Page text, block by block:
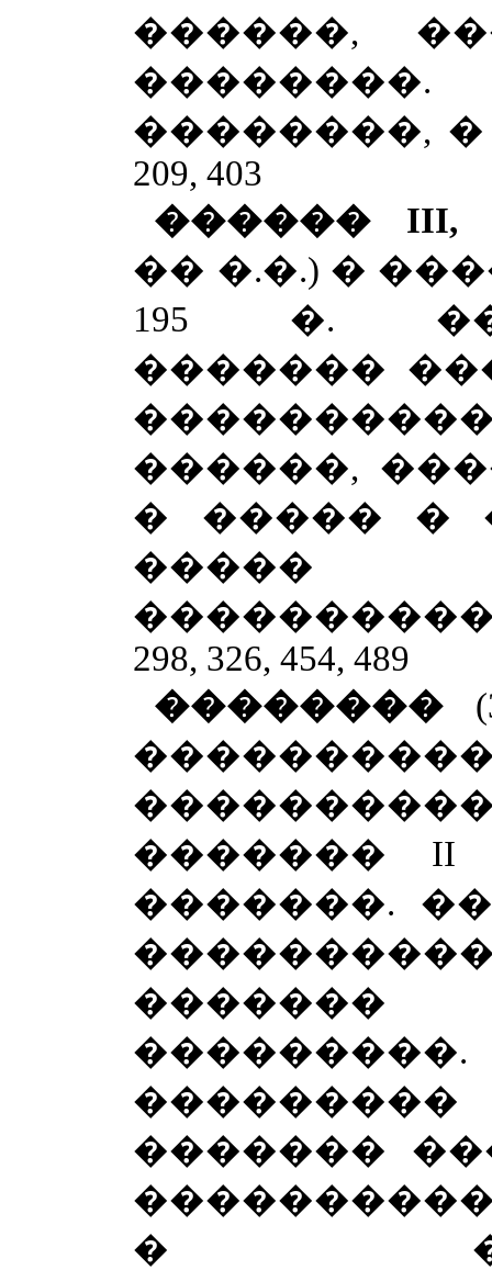
������,
��������, �
209, 403
������ III,
�� �.�.) �
195 �.
�������
������,
� ����� �
�����
�����������
298, 326, 454, 489
��������
������� II
�������.
�������
�������
�